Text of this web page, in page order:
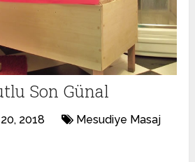
Son Günal
2018
Mesudiye Masaj